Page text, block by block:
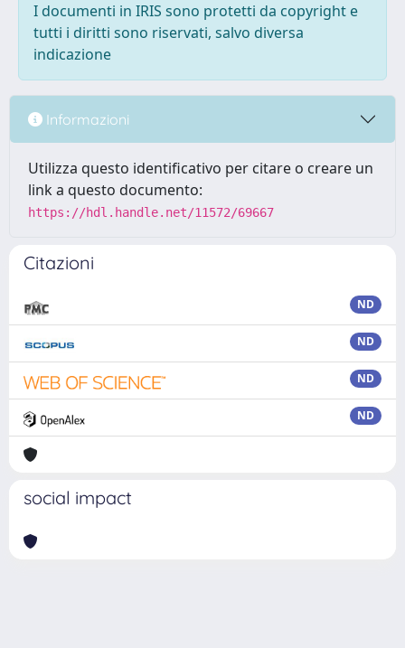
I documenti in IRIS sono protetti da copyright e
tutti i diritti sono riservati, salvo diversa
indicazione
Informazioni
Utilizza questo identificativo per citare o creare un
link a questo documento:
https://hdl.handle.net/11572/69667
Citazioni
ND
ND
ND
ND
social impact